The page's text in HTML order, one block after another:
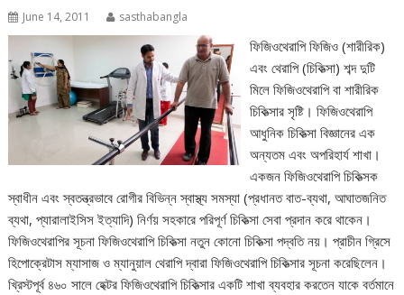
June 14, 2011 sasthabangla
ফিজিওথেরাপি ফিজিও (শারীরিক)
এবং থেরাপি (চিকিত্সা) শব্দ দুটি
মিলে ফিজিওথেরাপি বা শারীরিক
চিকিত্সার সৃষ্টি। ফিজিওথেরাপি
আধুনিক চিকিত্সা বিজ্ঞানের এক
অন্যতম এবং অপরিহার্য শাখা।
একজন ফিজিওথেরাপি চিকিত্সক
স্বাধীন এবং স্বতন্ত্রভাবে রোগীর বিভিন্ন স্বাস্থ্য সমস্যা (প্রধানত বাত-ব্যথা, আঘাতজনিত
ব্যথা, প্যারালাইসিস ইত্যাদি) নির্ণয় সহকারে পরিপূর্ণ চিকিত্সা সেবা প্রদান করে থাকেন।
ফিজিওথেরাপির সূচনা ফিজিওথেরাপি চিকিত্সা নতুন কোনো চিকিত্সা পদ্বতি নয়। প্রাচীন গ্রিসে
হিপোক্রেটাস ম্যাসাজ ও ম্যানুয়াল থেরাপি দ্বারা ফিজিওথেরাপি চিকিত্সার সূচনা করেছিলেন।
খ্রিস্টপূর্ব ৪৬০ সালে হেক্টর ফিজিওথেরাপি চিকিত্সার একটি শাখা ব্যবহার করতেন যাকে বর্তমানে